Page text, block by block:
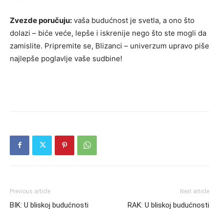
Zvezde poručuju: vaša budućnost je svetla, a ono što
dolazi – biće veće, lepše i iskrenije nego što ste mogli da
zamislite. Pripremite se, Blizanci – univerzum upravo piše
najlepše poglavlje vaše sudbine!
Previous article
BIK: U bliskoj budućnosti
Next article
RAK: U bliskoj budućnosti